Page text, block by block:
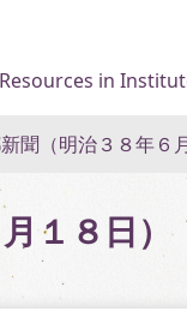
in
聞（明治３８年６
１８日）